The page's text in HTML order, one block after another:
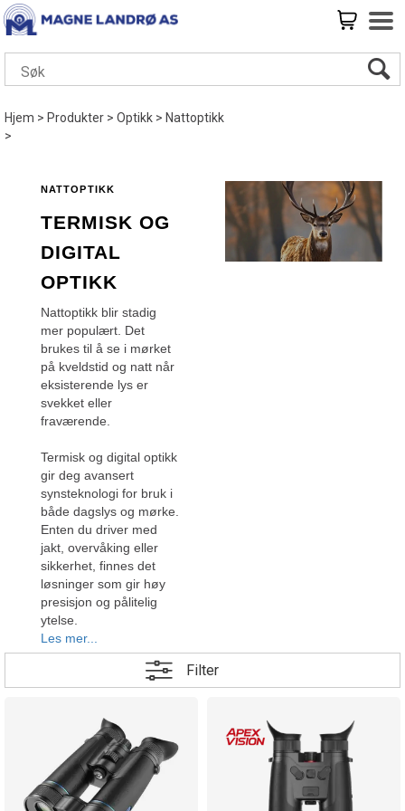
Hjem>Produkter>Optikk>Nattoptikk
>
Nattoptikk
Termisk og
digital
optikk
Nattoptikk blir stadig
mer populært. Det
brukes til å se i mørket
på kveldstid og natt når
eksisterende lys er
svekket eller
fraværende.
Termisk og digital optikk
gir deg avansert
synsteknologi for bruk i
både dagslys og mørke.
Enten du driver med
jakt, overvåking eller
sikkerhet, finnes det
løsninger som gir høy
presisjon og pålitelig
ytelse.
Magne
Landrø AS
offisiell
importør
Les mer...
Filter